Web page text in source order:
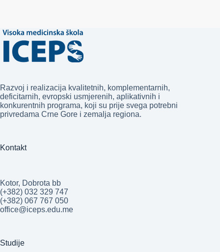
Razvoj i realizacija kvalitetnih, komplementarnih,
deficitarnih, evropski usmjerenih, aplikativnih i
konkurentnih programa, koji su prije svega potrebni
privredama Crne Gore i zemalja regiona.
Kontakt
Kotor, Dobrota bb
(+382) 032 329 747
(+382) 067 767 050
office@iceps.edu.me
Studije